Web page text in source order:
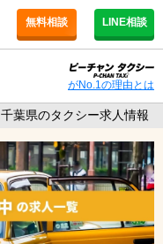
無料相談 LINE相談
がNo.1の理由とは
千葉県のタクシー求人情報